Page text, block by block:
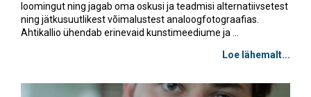
loomingut ning jagab oma oskusi ja teadmisi alternatiivsetest
ning jätkusuutlikest võimalustest analoogfotograafias.
Ahtikallio ühendab erinevaid kunstimeediume ja ...
Loe lähemalt...